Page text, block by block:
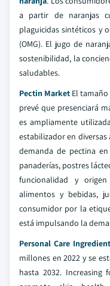
a partir de naranjas
plaguicidas sintéticos y
(OMG). El jugo de
sostenibilidad, la
saludables.
Pectin Market El tamaño
prevé que presenciará
es ampliamente
estabilizador en diversas
demanda de pectina
panaderías, postres
funcionalidad y
alimentos y bebidas,
consumidor por la
está impulsando la
Personal Care
millones en 2022 y se
hasta 2032.